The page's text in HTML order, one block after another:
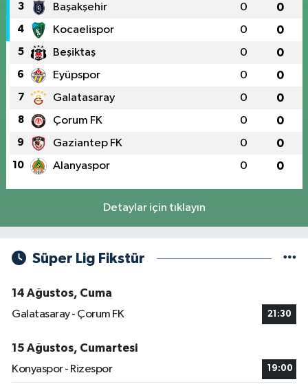
3 Başakşehir 0 0
4 Kocaelispor 0 0
5 Beşiktaş 0 0
6 Eyüpspor 0 0
7 Galatasaray 0 0
8 Çorum FK 0 0
9 Gaziantep FK 0 0
10 Alanyaspor 0 0
Detaylar için tıklayın
Süper Lig Fikstür
14 Ağustos, Cuma
Galatasaray - Çorum FK
21:30
15 Ağustos, Cumartesi
Konyaspor - Rizespor
19:00